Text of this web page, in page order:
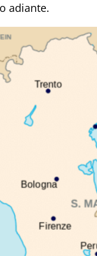
adiante.